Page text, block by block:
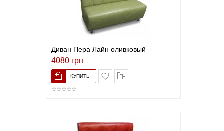
Диван Пера Лайн оливковый
4080 грн
В список желаний